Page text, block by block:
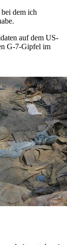
dem ich
auf dem US-
G-7-Gipfel im